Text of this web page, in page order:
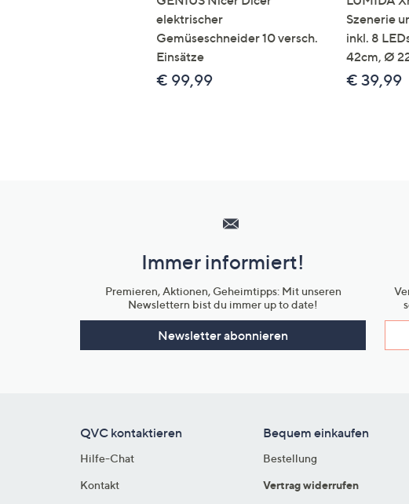
elektrischer
Gemüseschneider 10 versch.
Einsätze
€ 99,99
Szenerie
inkl. 8
42cm, Ø
€ 39,99
Unternehmensinformationen
Immer informiert!
Premieren, Aktionen, Geheimtipps: Mit unseren
Newslettern bist du immer up to date!
Newsletter abonnieren
QVC kontaktieren
Hilfe-Chat
Kontakt
Bequem einkaufen
Bestellung
Vertrag widerrufen